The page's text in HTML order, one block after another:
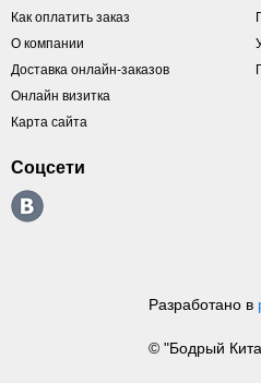
Как оплатить заказ
О компании
Доставка онлайн-заказов
Онлайн визитка
Карта сайта
Соцсети
Разработано в
© "Бодрый